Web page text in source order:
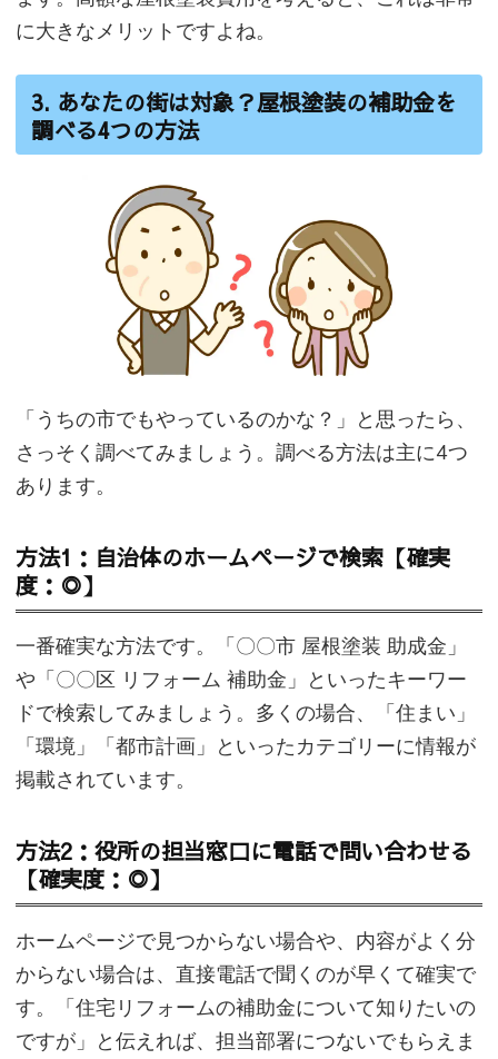
に大きなメリットですよね。
3. あなたの街は対象？屋根塗装の補助金を
調べる4つの方法
「うちの市でもやっているのかな？」と思ったら、
さっそく調べてみましょう。調べる方法は主に4つ
あります。
方法1：自治体のホームページで検索【確実
度：◎】
一番確実な方法です。「〇〇市 屋根塗装 助成金」
や「〇〇区 リフォーム 補助金」といったキーワー
ドで検索してみましょう。多くの場合、「住まい」
「環境」「都市計画」といったカテゴリーに情報が
掲載されています。
方法2：役所の担当窓口に電話で問い合わせる
【確実度：◎】
ホームページで見つからない場合や、内容がよく分
からない場合は、直接電話で聞くのが早くて確実で
す。「住宅リフォームの補助金について知りたいの
ですが」と伝えれば、担当部署につないでもらえま